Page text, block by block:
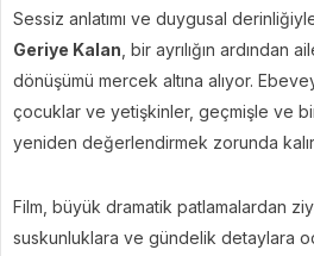
Sessiz anlatımı ve duygusal
Geriye Kalan , bir ayrılığın ardından
dönüşümü mercek altına alıyor.
çocuklar ve yetişkinler, geçmişle ve
yeniden değerlendirmek zorunda
Film, büyük dramatik patlamalardan
suskunluklara ve gündelik detaylara